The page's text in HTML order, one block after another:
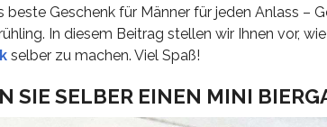
beste Geschenk für Männer für jeden Anlass –
In diesem Beitrag stellen wir Ihnen vor,
selber zu machen. Viel Spaß!
SIE SELBER EINEN MINI